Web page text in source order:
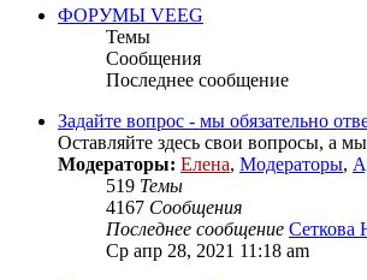
ФОРУМЫ VEEG
Темы
Сообщения
Последнее сообщение
Задайте вопрос - мы обязательно
Оставляйте здесь свои вопросы, а
Модераторы: Елена, Модераторы,
519 Темы
4167 Сообщения
Последнее сообщение Сеткова
Ср апр 28, 2021 11:18 am